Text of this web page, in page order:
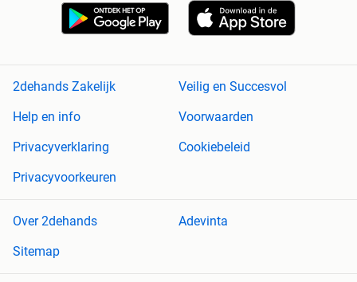
2dehands Zakelijk
Veilig en Succesvol
Help en info
Voorwaarden
Privacyverklaring
Cookiebeleid
Privacyvoorkeuren
Over 2dehands
Adevinta
Sitemap